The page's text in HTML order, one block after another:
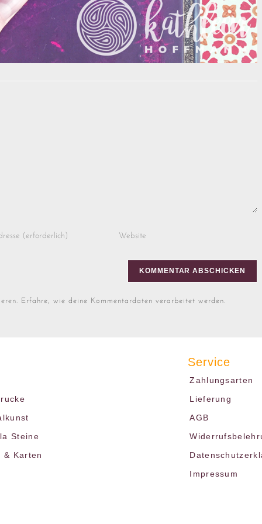
Erfahre, wie deine Kommentardaten verarbeitet werden.
Steine
& Karten
Service
Zahlungsarten
Lieferung
AGB
Impressum